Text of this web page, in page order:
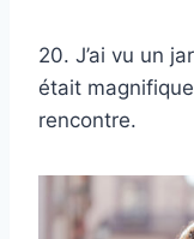
20. J’ai vu un
était
rencontre.